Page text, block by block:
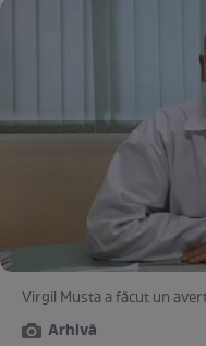
Virgil Musta a făcut un
Arhivă